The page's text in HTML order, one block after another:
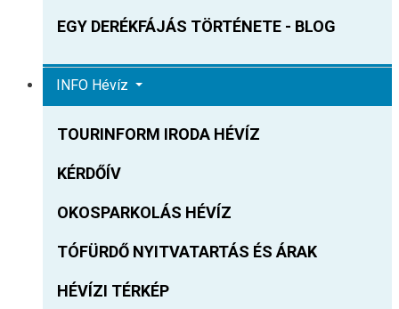
EGY DERÉKFÁJÁS TÖRTÉNETE - BLOG
INFO Hévíz
TOURINFORM IRODA HÉVÍZ
KÉRDŐÍV
OKOSPARKOLÁS HÉVÍZ
TÓFÜRDŐ NYITVATARTÁS ÉS ÁRAK
HÉVÍZI TÉRKÉP